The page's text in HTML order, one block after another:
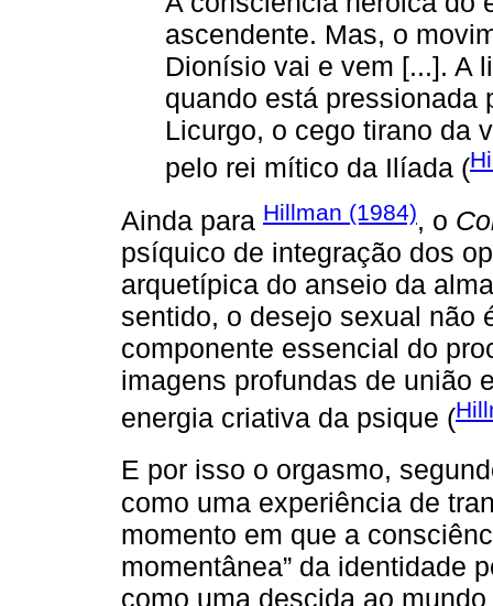
ascendente. Mas, o
Dionísio vai e vem [...]. A
quando está
Licurgo, o cego tirano da
pelo rei mítico da Ilíada (
Ainda para Hillman (1984), o
psíquico de integração dos
arquetípica do anseio da
sentido, o desejo sexual não
componente essencial do
imagens profundas de união
energia criativa da psique (
E por isso o orgasmo,
como uma experiência de
momento em que a
momentânea” da identidade
como uma descida ao